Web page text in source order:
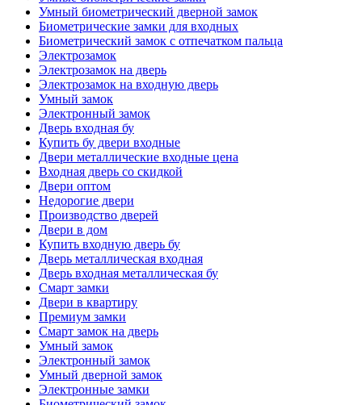
Умный биометрический дверной замок
Биометрические замки для входных
Биометрический замок с отпечатком пальца
Электрозамок
Электрозамок на дверь
Электрозамок на входную дверь
Умный замок
Электронный замок
Дверь входная бу
Купить бу двери входные
Двери металлические входные цена
Входная дверь со скидкой
Двери оптом
Недорогие двери
Производство дверей
Двери в дом
Купить входную дверь бу
Дверь металлическая входная
Дверь входная металлическая бу
Смарт замки
Двери в квартиру
Премиум замки
Смарт замок на дверь
Умный замок
Электронный замок
Умный дверной замок
Электронные замки